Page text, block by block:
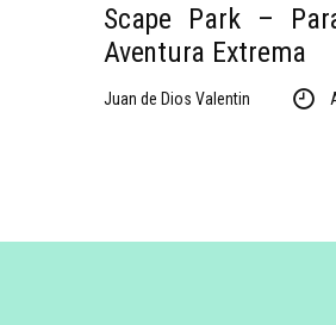
Scape Park –
Aventura Extrema
Juan de Dios Valentin